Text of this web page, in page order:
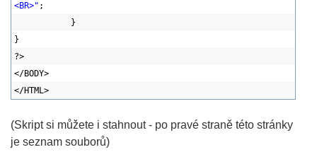
<BR>" ;
}
}
?>
</BODY>
</HTML>
(Skript si můžete i stahnout - po pravé straně této stránky
je seznam souborů)